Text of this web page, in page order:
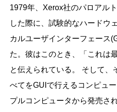
1979年、Xerox社のパロアル
した際に、試験的なハードウ
カルユーザインターフェース
た。彼はこのとき、「これは
と伝えられている。 そして、
べてをGUIで行えるコンピュ
プルコンピュータから発売され